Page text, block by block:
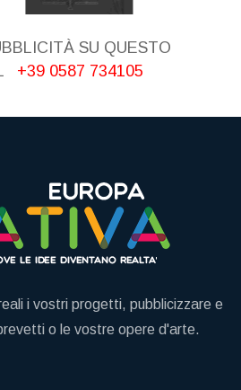
SU QUESTO
+39 0587 734105
i vostri progetti, pubblicizzare e
o le vostre opere d'arte.